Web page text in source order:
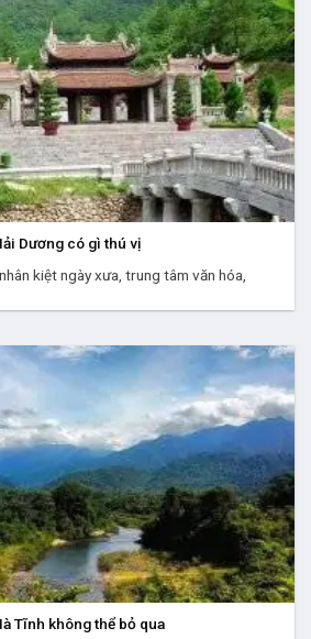
Dương có gì thú vị
kiệt ngày xưa, trung tâm văn hóa,
Tĩnh không thể bỏ qua